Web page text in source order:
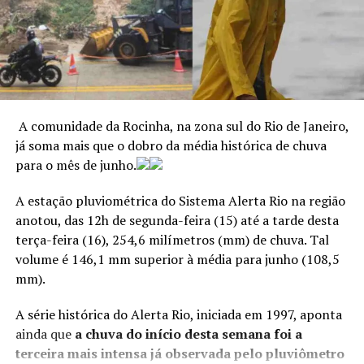
A defesa de Pezão disse que ele nega que tenha recebido
qualquer valor a título de propina e também de que
tenha recebido R$ 400 milhões para a campanha à
reeleição, como dito por Cabral em fevereiro de 2020.
ANÚNCIO
A defesa de Garotinho e de Rosinha disse que a prisão
dos dois não tem relação com a Lava Jato e são casos do
âmbito da Justiça Eleitoral de Campos.
Em redes sociaisl, Wilson Witzel se diz inocente,
história do Rio de Janeiro. Deflagrada pelas forças de
segurança do estado em outubro de 2025 contra a
facção Comando Vermelho nos complexos do Alemão e
da Penha, a ação terminou com 121 mortes, segundo
balanço oficial divulgado à época.
ANÚNCIO
Agencia Brasil
região do Sudeste e
também um pouco para a
região Centro-Oeste”,
explica.
>> Siga o canal daAgência Brasilno WhatsApp
o fenômeno pode trazer mais chuvas.
A comunidade da Rocinha, na zona sul do Rio de Janeiro,
já soma mais que o dobro da média histórica de chuva
para o mês de junho.
A estação pluviométrica do Sistema Alerta Rio na região
anotou, das 12h de segunda-feira (15) até a tarde desta
terça-feira (16), 254,6 milímetros (mm) de chuva. Tal
volume é 146,1 mm superior à média para junho (108,5
mm).
A série histórica do Alerta Rio, iniciada em 1997, aponta
ainda que a chuva do início desta semana foi a
terceira mais intensa já observada pelo pluviômetro